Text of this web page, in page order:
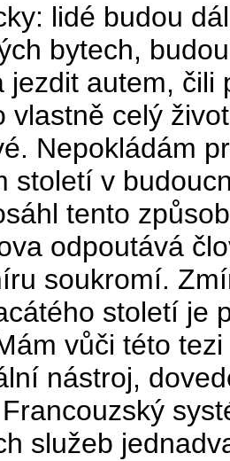
lidé budou
bytech,
jezdit autem,
vlastně celý
Nepokládám
století v
tento
odpoutává
soukromí.
století je
vůči této
nástroj,
služeb